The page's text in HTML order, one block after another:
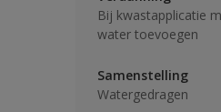
Bij kwastapplicatie
water toevoegen
Samenstelling
Watergedragen